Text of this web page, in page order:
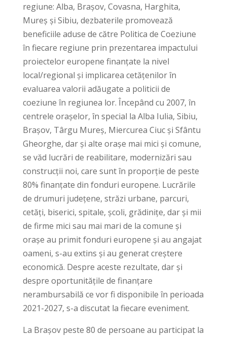
regiune: Alba, Brașov, Covasna, Harghita,
Mureș și Sibiu, dezbaterile promovează
beneficiile aduse de către Politica de Coeziune
în fiecare regiune prin prezentarea impactului
proiectelor europene finanțate la nivel
local/regional și implicarea cetățenilor în
evaluarea valorii adăugate a politicii de
coeziune în regiunea lor. Începând cu 2007, în
centrele orașelor, în special la Alba Iulia, Sibiu,
Brașov, Târgu Mureș, Miercurea Ciuc și Sfântu
Gheorghe, dar și alte orașe mai mici și comune,
se văd lucrări de reabilitare, modernizări sau
construcții noi, care sunt în proporție de peste
80% finanțate din fonduri europene. Lucrările
de drumuri județene, străzi urbane, parcuri,
cetăți, biserici, spitale, școli, grădinițe, dar și mii
de firme mici sau mai mari de la comune și
orașe au primit fonduri europene și au angajat
oameni, s-au extins și au generat creștere
economică. Despre aceste rezultate, dar și
despre oportunitățile de finanțare
nerambursabilă ce vor fi disponibile în perioada
2021-2027, s-a discutat la fiecare eveniment.
La Brașov peste 80 de persoane au participat la